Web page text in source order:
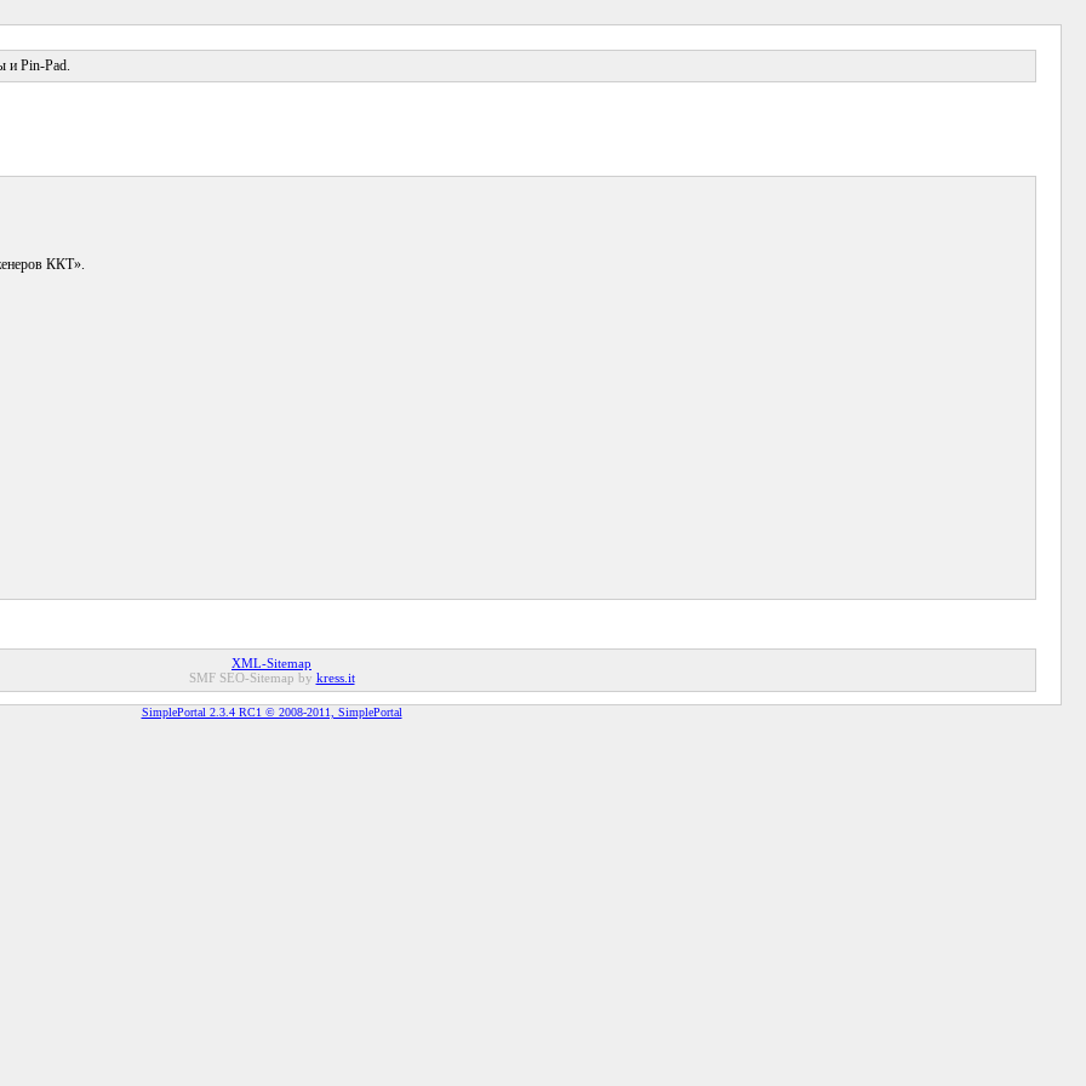
и Pin-Pad.
ККТ».
XML-Sitemap
SMF SEO-Sitemap by kress.it
SimplePortal 2.3.4 RC1 © 2008-2011, SimplePortal